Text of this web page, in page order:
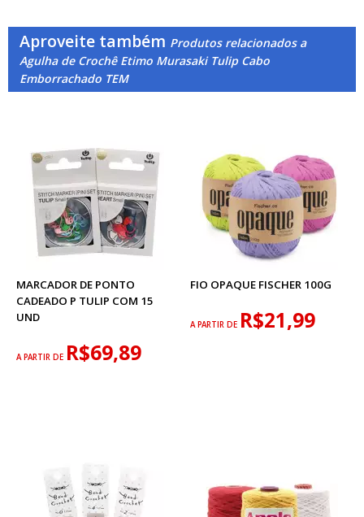
Aproveite também Produtos relacionados a
Agulha de Crochê Etimo Murasaki Tulip Cabo
Emborrachado TEM
MARCADOR DE PONTO
CADEADO P TULIP COM 15
UND
A PARTIR DE R$69,89
FIO OPAQUE FISCHER 100G
A PARTIR DE R$21,99